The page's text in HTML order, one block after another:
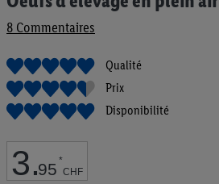
8 Commentaires
Qualité
Prix
Disponibilité
3.95 *
CHF
au
début
la
Galerie
d’images